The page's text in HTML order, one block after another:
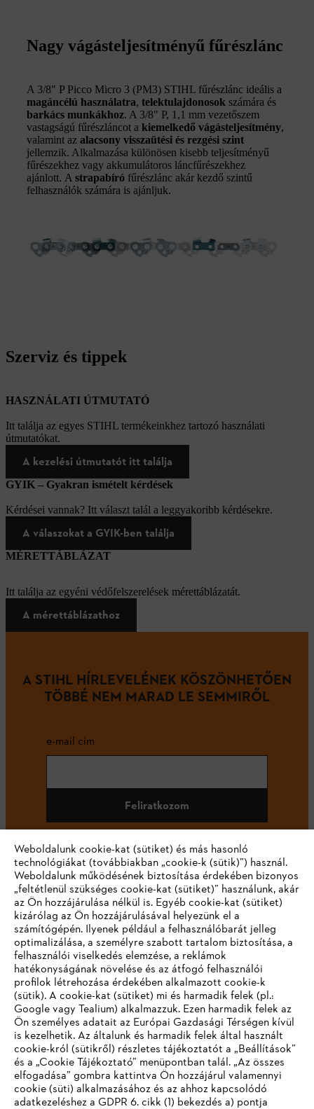
Nagy vágásteljesítményű fűrészlánc
A 3/8" P Picco Micro 3 (PM3) STIHL fűrészlánc ideális a
magáncélú használatra, telektulajdonosok számára és
barkács munkákhoz. A 3/8" P, 1,1 mm vezetőszem
vastagságú fűrészláncot a kiemelkedő vágásteljesítmény,
valamint az alacsony visszaütési és rezgési szint
jellemzik. Alkalmazása különösen kisebb teljesítményű
fűrészekhez vagy akkumulátoros láncfűrészekhez
ajánlott. A strapabíró fűrészlánc akár kezdő szintű
felhasználók számára is ajánljuk.
Szerviz és tippek
HASZNÁLATI ÚTMUTATÓ
Itt találja az egyes STIHL termékeinkhez tartozó használati
útmutatókat.
A kezelési útmutatót itt találja
GYIK – Gyakran ismételt kérdések
Kérdései vannak? Itt választ talál a leggyakoribb kérdésekre.
A válaszokat a GYIK-ben találja
MÉRETTÁBLÁZAT
Itt találja az egyéni védőfelszerelések mérettáblázatát.
A mérettáblázathoz
A STIHL HÍRLEVELÉNEK KÖSZÖNHETŐEN
TÖBBÉ NEM MARAD LE SEMMIRŐL
e-mail cím
Feliratkozom
#STIHL
Vállalat
STIHL GYIK
IHR BROWSER WIRD NICHT
Weboldalunk cookie-kat (sütiket) és más hasonló
technológiákat (továbbiakban „cookie-k (sütik)”) használ.
Weboldalunk működésének biztosítása érdekében bizonyos
„feltétlenül szükséges cookie-kat (sütiket)” használunk, akár
az Ön hozzájárulása nélkül is. Egyéb cookie-kat (sütiket)
kizárólag az Ön hozzájárulásával helyezünk el a
számítógépén. Ilyenek például a felhasználóbarát jelleg
optimalizálása, a személyre szabott tartalom biztosítása, a
felhasználói viselkedés elemzése, a reklámok
hatékonyságának növelése és az átfogó felhasználói
profilok létrehozása érdekében alkalmazott cookie-k
(sütik). A cookie-kat (sütiket) mi és harmadik felek (pl.:
Google vagy Tealium) alkalmazzuk. Ezen harmadik felek az
Ön személyes adatait az Európai Gazdasági Térségen kívül
is kezelhetik. Az általunk és harmadik felek által használt
cookie-król (sütikről) részletes tájékoztatót a „Beállítások”
és a „Cookie Tájékoztató” menüpontban talál. „Az összes
elfogadása” gombra kattintva Ön hozzájárul valamennyi
cookie (süti) alkalmazásához és az ahhoz kapcsolódó
adatkezeléshez a GDPR 6. cikk (1) bekezdés a) pontja